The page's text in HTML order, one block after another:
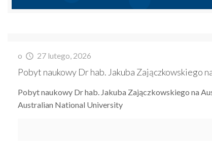
o 27 lutego, 2026
Pobyt naukowy Dr hab. Jakuba
Pobyt naukowy Dr hab. Jakuba Zajączkowskiego na
Australian National University